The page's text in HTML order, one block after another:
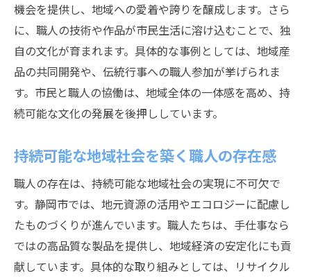
機会を提供し、地域への愛着や誇りを醸成します。さら
に、職人の技術や作品が市民生活に溶け込むことで、独
自の文化が育まれます。具体的な事例としては、地域産
品の共同開発や、伝統行事への職人参加が挙げられま
す。市民と職人の協働は、地域全体の一体感を高め、持
続可能な文化の発展を後押ししています。
持続可能な地域社会を築く職人の存在感
職人の存在は、持続可能な地域社会の実現に不可欠で
す。静岡市では、地元資源の活用やエコロジーに配慮し
たものづくりが進んでいます。職人たちは、手仕事なら
ではの高品質な製品を提供し、地域経済の安定化にも貢
献しています。具体的な取り組みとしては、リサイクル